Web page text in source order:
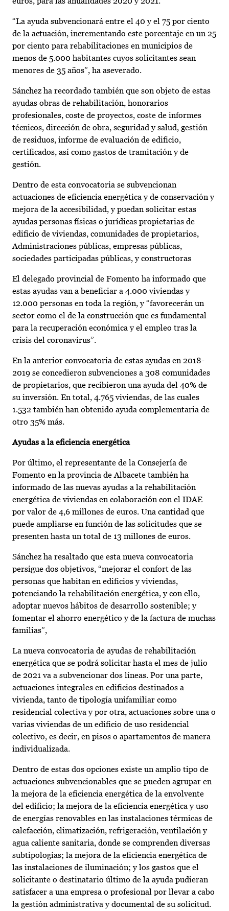
“La ayuda subvencionará entre el 40 y el 75 por ciento
de la actuación, incrementando este porcentaje en un 25
por ciento para rehabilitaciones en municipios de
menos de 5.000 habitantes cuyos solicitantes sean
menores de 35 años”, ha aseverado.
Sánchez ha recordado también que son objeto de estas
ayudas obras de rehabilitación, honorarios
profesionales, coste de proyectos, coste de informes
técnicos, dirección de obra, seguridad y salud, gestión
de residuos, informe de evaluación de edificio,
certificados, así como gastos de tramitación y de
gestión.
Dentro de esta convocatoria se subvencionan
actuaciones de eficiencia energética y de conservación y
mejora de la accesibilidad, y puedan solicitar estas
ayudas personas físicas o jurídicas propietarias de
edificio de viviendas, comunidades de propietarios,
Administraciones públicas, empresas públicas,
sociedades participadas públicas, y constructoras
El delegado provincial de Fomento ha informado que
estas ayudas van a beneficiar a 4.000 viviendas y
12.000 personas en toda la región, y “favorecerán un
sector como el de la construcción que es fundamental
para la recuperación económica y el empleo tras la
crisis del coronavirus”.
En la anterior convocatoria de estas ayudas en 2018-
2019 se concedieron subvenciones a 308 comunidades
de propietarios, que recibieron una ayuda del 40% de
su inversión. En total, 4.765 viviendas, de las cuales
1.532 también han obtenido ayuda complementaria de
otro 35% más.
Ayudas a la eficiencia energética
Por último, el representante de la Consejería de
Fomento en la provincia de Albacete también ha
informado de las nuevas ayudas a la rehabilitación
energética de viviendas en colaboración con el IDAE
por valor de 4,6 millones de euros. Una cantidad que
puede ampliarse en función de las solicitudes que se
presenten hasta un total de 13 millones de euros.
Sánchez ha resaltado que esta nueva convocatoria
persigue dos objetivos, “mejorar el confort de las
personas que habitan en edificios y viviendas,
potenciando la rehabilitación energética, y con ello,
adoptar nuevos hábitos de desarrollo sostenible; y
fomentar el ahorro energético y de la factura de muchas
familias”,
La nueva convocatoria de ayudas de rehabilitación
energética que se podrá solicitar hasta el mes de julio
de 2021 va a subvencionar dos líneas. Por una parte,
actuaciones integrales en edificios destinados a
vivienda, tanto de tipología unifamiliar como
residencial colectiva y por otra, actuaciones sobre una o
varias viviendas de un edificio de uso residencial
colectivo, es decir, en pisos o apartamentos de manera
individualizada.
Dentro de estas dos opciones existe un amplio tipo de
actuaciones subvencionables que se pueden agrupar en
la mejora de la eficiencia energética de la envolvente
del edificio; la mejora de la eficiencia energética y uso
de energías renovables en las instalaciones térmicas de
calefacción, climatización, refrigeración, ventilación y
agua caliente sanitaria, donde se comprenden diversas
subtipologías; la mejora de la eficiencia energética de
las instalaciones de iluminación; y los gastos que el
solicitante o destinatario último de la ayuda pudieran
satisfacer a una empresa o profesional por llevar a cabo
la gestión administrativa y documental de su solicitud.